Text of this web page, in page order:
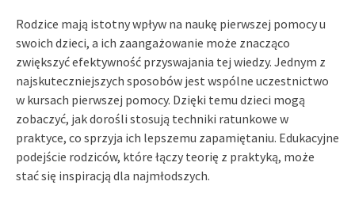
Rodzice mają istotny wpływ na naukę pierwszej pomocy u
swoich dzieci, a ich zaangażowanie może znacząco
zwiększyć efektywność przyswajania tej wiedzy. Jednym z
najskuteczniejszych sposobów jest wspólne uczestnictwo
w kursach pierwszej pomocy. Dzięki temu dzieci mogą
zobaczyć, jak dorośli stosują techniki ratunkowe w
praktyce, co sprzyja ich lepszemu zapamiętaniu. Edukacyjne
podejście rodziców, które łączy teorię z praktyką, może
stać się inspiracją dla najmłodszych.